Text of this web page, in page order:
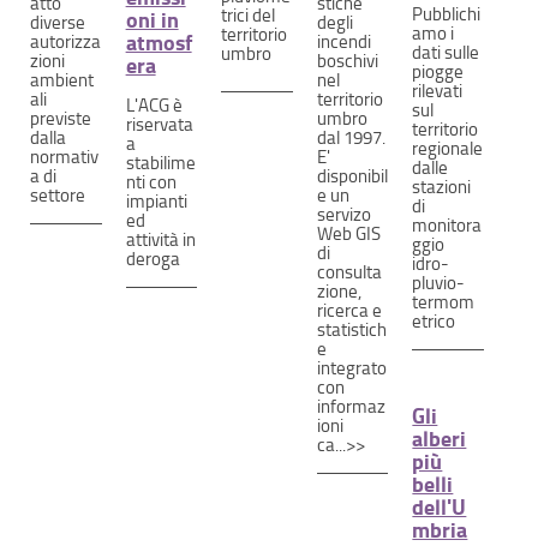
diverse
autorizza
zioni
ambient
ali
previste
dalla
normativ
a di
settore
oni in
atmosf
era
L'ACG è
riservata
a
stabilime
nti con
impianti
ed
attività in
deroga
trici del
territorio
umbro
degli
incendi
boschivi
nel
territorio
umbro
dal 1997.
E'
disponibil
e un
servizo
Web GIS
di
consulta
zione,
ricerca e
statistich
e
integrato
con
informaz
ioni
ca...>>
Pubblichi
amo i
dati sulle
piogge
rilevati
sul
territorio
regionale
dalle
stazioni
di
monitora
ggio
idro-
pluvio-
termom
etrico
Gli
alberi
più
belli
dell'U
mbria